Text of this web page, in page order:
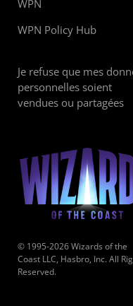
WPN
WPN Policy Hub
Je refuse que mes
personnelles soient
vendues ou partagées
© 1995-2026 Wizards of the
Coast LLC, Hasbro, Inc. All
Reserved.